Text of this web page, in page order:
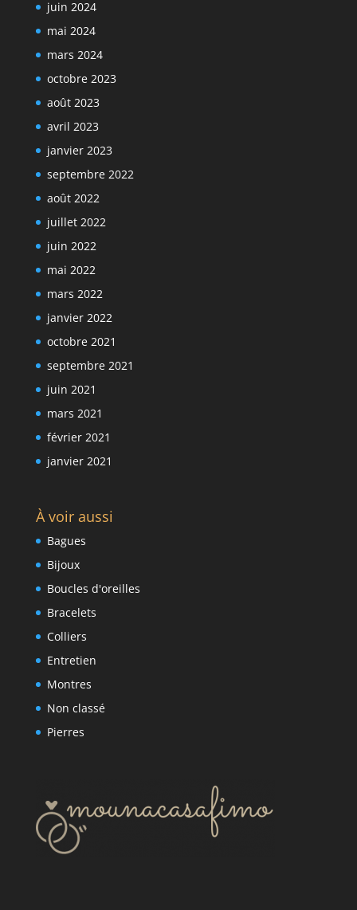
juin 2024
mai 2024
mars 2024
octobre 2023
août 2023
avril 2023
janvier 2023
septembre 2022
août 2022
juillet 2022
juin 2022
mai 2022
mars 2022
janvier 2022
octobre 2021
septembre 2021
juin 2021
mars 2021
février 2021
janvier 2021
À voir aussi
Bagues
Bijoux
Boucles d'oreilles
Bracelets
Colliers
Entretien
Montres
Non classé
Pierres